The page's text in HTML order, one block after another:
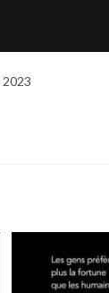
2023